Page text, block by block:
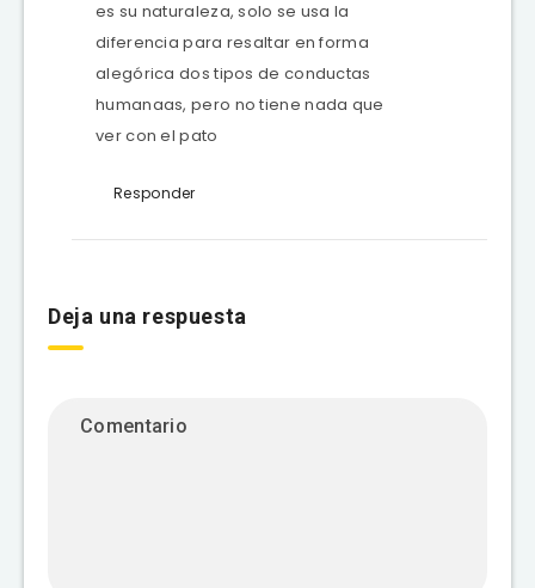
es su naturaleza, solo se usa la
diferencia para resaltar en forma
alegórica dos tipos de conductas
humanaas, pero no tiene nada que
ver con el pato
Responder
Deja una respuesta